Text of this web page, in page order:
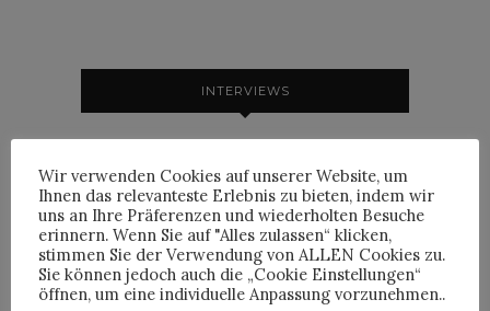
INTERVIEWS
TRIXIE MATTEL IM
INTERVIEW
Wir verwenden Cookies auf unserer Website, um
Ihnen das relevanteste Erlebnis zu bieten, indem wir
uns an Ihre Präferenzen und wiederholten Besuche
erinnern. Wenn Sie auf "Alles zulassen“ klicken,
stimmen Sie der Verwendung von ALLEN Cookies zu.
Sie können jedoch auch die „Cookie Einstellungen“
öffnen, um eine individuelle Anpassung vorzunehmen..